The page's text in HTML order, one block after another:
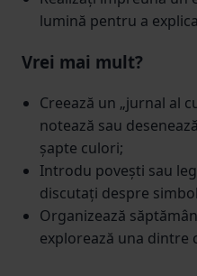
lumină pentru a
Vrei mai mult?
Creează un „jurnal al
notează sau
șapte culori;
Introdu povești sau
discutați despre
Organizează
explorează una dintre